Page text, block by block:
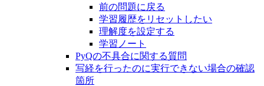
前の問題に戻る
学習履歴をリセットしたい
理解度を設定する
学習ノート
PyQの不具合に関する質問
写経を行ったのに実行できない場合の確認
箇所